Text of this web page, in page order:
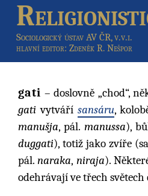
Sociologický ústav AV ČR, v.v.i.
hlavní editor: Zdeněk R. Nešpor
gati – doslovně „chod“,
gati vytváří sansáru,
manušja, pál. manussa),
duggati), totiž jako zvíře
pál.naraka, niraja).
odehrávají ve třech světech